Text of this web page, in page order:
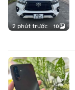
2 phút trước 10